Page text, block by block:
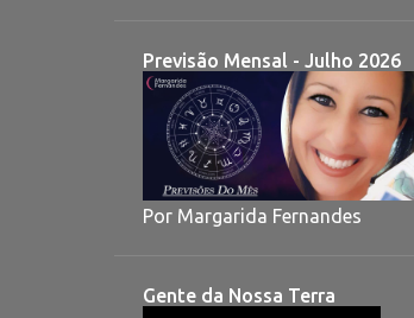
Previsão Mensal - Julho 2026
Por Margarida Fernandes
Gente da Nossa Terra